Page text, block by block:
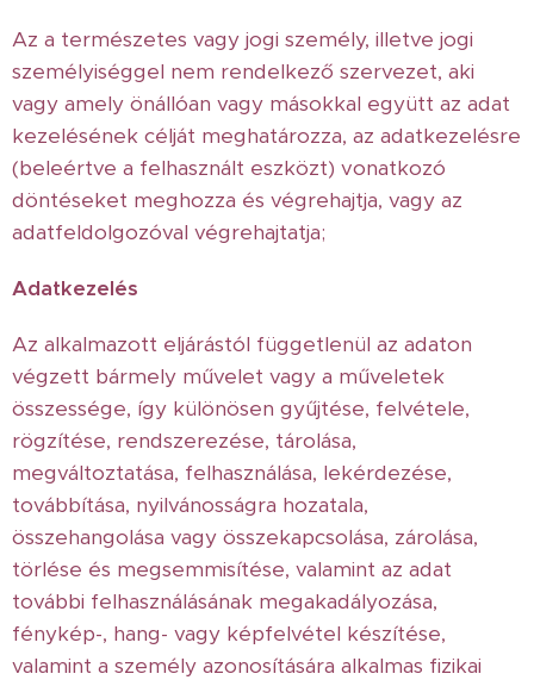
Az a természetes vagy jogi személy, illetve jogi
személyiséggel nem rendelkező szervezet, aki
vagy amely önállóan vagy másokkal együtt az adat
kezelésének célját meghatározza, az adatkezelésre
(beleértve a felhasznált eszközt) vonatkozó
döntéseket meghozza és végrehajtja, vagy az
adatfeldolgozóval végrehajtatja;
Adatkezelés
Az alkalmazott eljárástól függetlenül az adaton
végzett bármely művelet vagy a műveletek
összessége, így különösen gyűjtése, felvétele,
rögzítése, rendszerezése, tárolása,
megváltoztatása, felhasználása, lekérdezése,
továbbítása, nyilvánosságra hozatala,
összehangolása vagy összekapcsolása, zárolása,
törlése és megsemmisítése, valamint az adat
további felhasználásának megakadályozása,
fénykép-, hang- vagy képfelvétel készítése,
valamint a személy azonosítására alkalmas fizikai